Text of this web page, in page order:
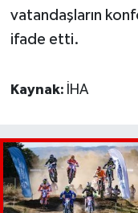
vatandaşların
ifade etti.
Kaynak: İHA